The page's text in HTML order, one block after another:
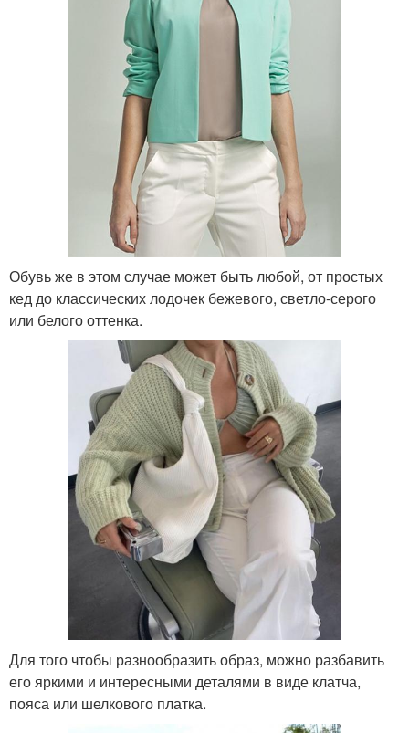
Обувь же в этом случае может быть любой, от простых
кед до классических лодочек бежевого, светло-серого
или белого оттенка.
Для того чтобы разнообразить образ, можно разбавить
его яркими и интересными деталями в виде клатча,
пояса или шелкового платка.